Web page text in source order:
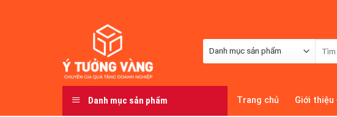
Danh mục sản phẩm Trang chủ Giới thiệu